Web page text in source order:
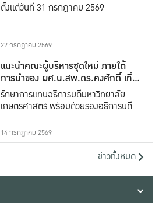
ตั้งแต่วันที่ 31 กรกฎาคม 2569
22 กรกฎาคม 2569
แนะนำคณะผู้บริหารชุดใหม่ ภายใต้
การนำของ ผศ.น.สพ.ดร.คงศักดิ์ เที่ยง
ธรรม
รักษาการแทนอธิการบดีมหาวิทยาลัย
เกษตรศาสตร์ พร้อมด้วยรองอธิการบดีทั้ง
14 กรกฎาคม 2569
ข่าวทั้งหมด